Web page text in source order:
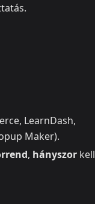
LearnDash,
Maker).
, hányszor kell